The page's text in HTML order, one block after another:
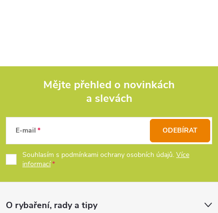
á
c
í
p
r
v
p
a
Mějte přehled o novinkách
a slevách
E-mail
Souhlasím s podmínkami ochrany osobních údajů. Více
informací
ODEBÍRAT
O rybaření, rady a tipy